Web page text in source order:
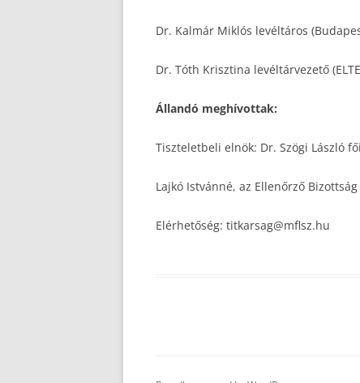
Dr. Kalmár Miklós levéltáros
Dr. Tóth Krisztina levéltárvezető
Állandó meghívottak:
Tiszteletbeli elnök: Dr. Szögi László
Lajkó Istvánné, az Ellenőrző
Elérhetőség: titkarsag@mflsz.hu